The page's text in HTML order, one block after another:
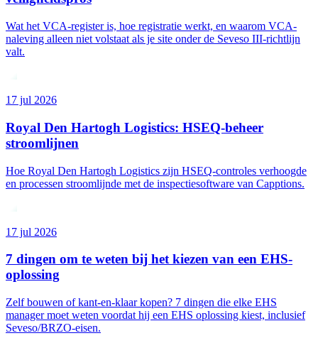
Wat het VCA-register is, hoe registratie werkt, en waarom VCA-
naleving alleen niet volstaat als je site onder de Seveso III-richtlijn
valt.
17 jul 2026
Royal Den Hartogh Logistics: HSEQ-beheer
stroomlijnen
Hoe Royal Den Hartogh Logistics zijn HSEQ-controles verhoogde
en processen stroomlijnde met de inspectiesoftware van Capptions.
17 jul 2026
7 dingen om te weten bij het kiezen van een EHS-
oplossing
Zelf bouwen of kant-en-klaar kopen? 7 dingen die elke EHS
manager moet weten voordat hij een EHS oplossing kiest, inclusief
Seveso/BRZO-eisen.